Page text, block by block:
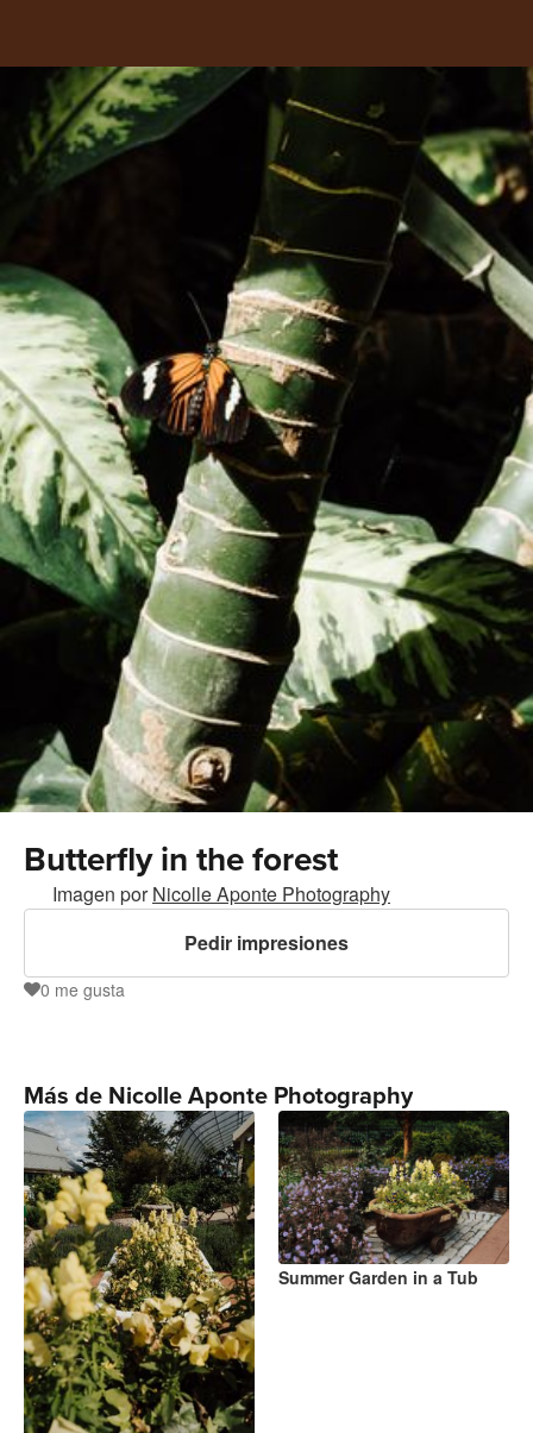
Butterfly in the forest
Imagen porNicolle Aponte Photography
Pedir impresiones
0 me gusta
Más de Nicolle Aponte Photography
Summer Garden in a Tub